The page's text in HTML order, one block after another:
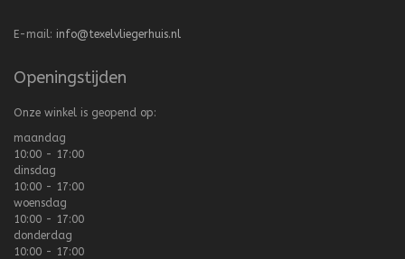
E-mail: info@texelvliegerhuis.nl
Openingstijden
Onze winkel is geopend op:
maandag
10:00 - 17:00
dinsdag
10:00 - 17:00
woensdag
10:00 - 17:00
donderdag
10:00 - 17:00